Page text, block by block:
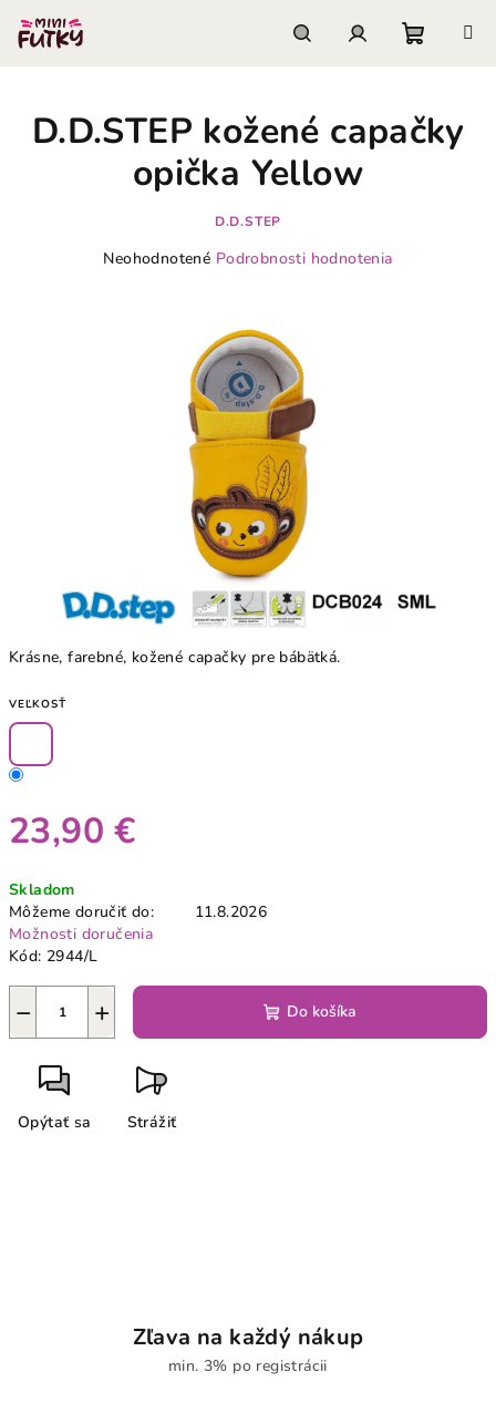
obsah
košík
Krásne, farebné, kožené capačky pre bábätká.
VEĽKOSŤ
23,90 €
cena:
Skladom
Môžeme doručiť do:
11.8.2026
Možnosti doručenia
Kód: 2944/L
+
− Do košíka
Opýtať sa Strážiť
D.D.STEP kožené capačky
opička Yellow
D.D.STEP
Priemerné
Neohodnotené Podrobnosti hodnotenia
Zľava na každý nákup
min. 3% po registrácii